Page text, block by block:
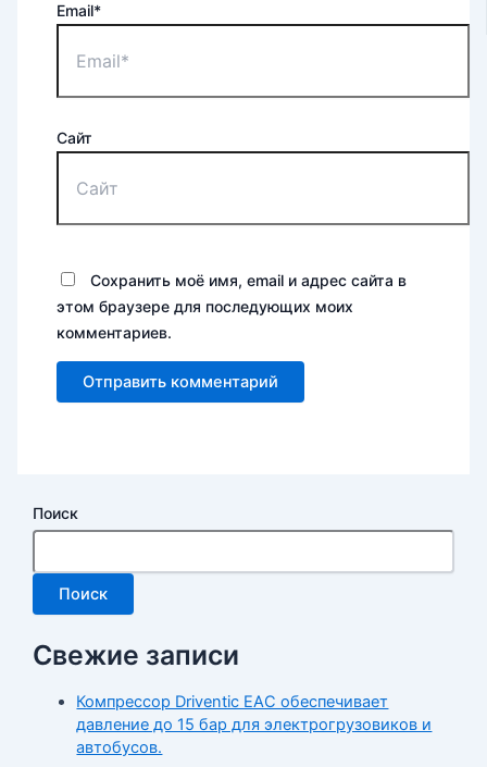
Email*
Сайт
Сохранить моё имя, email и адрес сайта в
этом браузере для последующих моих
комментариев.
Поиск
Поиск
Свежие записи
Компрессор Driventic EAC обеспечивает
давление до 15 бар для электрогрузовиков и
автобусов.